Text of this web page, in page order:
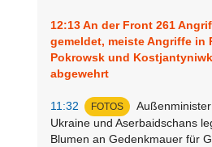
12:13An der Front 261
gemeldet, meiste Angriffe in
Pokrowsk und
abgewehrt
11:32 FOTOS
Ukraine und Aserbaidschans
Blumen an Gedenkmauer für